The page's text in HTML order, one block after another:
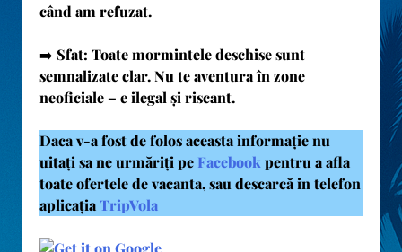
când am refuzat.
➡️ Sfat: Toate mormintele deschise sunt
semnalizate clar. Nu te aventura în zone
neoficiale – e ilegal și riscant.
Daca v-a fost de folos aceasta informație nu
uitați sa ne urmăriți pe Facebook pentru a afla
toate ofertele de vacanta, sau descarcă in telefon
aplicațiaTripVola